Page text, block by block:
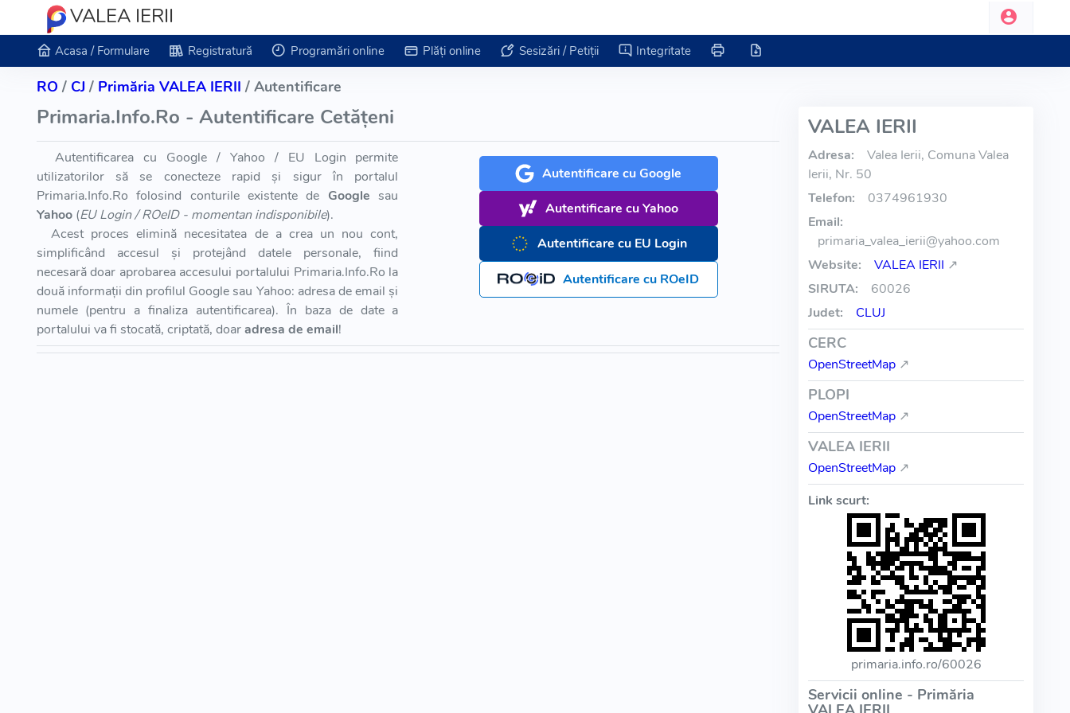
VALEA IERII
Acasa / Formulare Registratură Programări online Plăți online Sesizări / Petiții Integritate
RO / CJ / Primăria VALEA IERII / Autentificare
Primaria.Info.Ro - Autentificare Cetățeni
Autentificarea cu Google / Yahoo / EU Login permite
utilizatorilor să se conecteze rapid și sigur în portalul
Primaria.Info.Ro folosind conturile existente de Google sau
Yahoo(EU Login / ROeID - momentan indisponibile).
Acest proces elimină necesitatea de a crea un nou cont,
simplificând accesul și protejând datele personale, fiind
necesară doar aprobarea accesului portalului Primaria.Info.Ro la
două informații din profilul Google sau Yahoo: adresa de email și
numele (pentru a finaliza autentificarea). În baza de date a
portalului va fi stocată, criptată, doaradresa de email!
Autentificare cu Google
Autentificare cu Yahoo
Autentificare cu EU Login
Autentificare cu ROeID
VALEA IERII
Adresa:
Valea Ierii, Comuna Valea
Ierii, Nr. 50
Telefon:
0374961930
Email:
primaria_valea_ierii@yahoo.com
Website:
VALEA IERII ↗
SIRUTA:
60026
Judet:
CLUJ
CERC
OpenStreetMap ↗
PLOPI
OpenStreetMap ↗
VALEA IERII
OpenStreetMap ↗
Link scurt:
primaria.info.ro/60026
Servicii online - Primăria